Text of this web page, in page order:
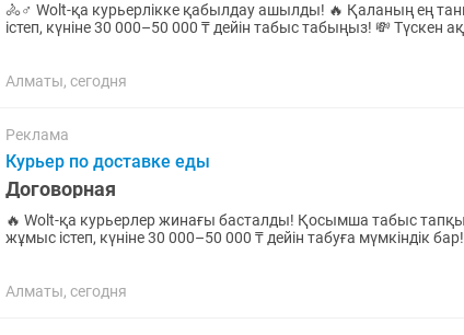
🚴♂️ Wolt-қа курьерлікке қабылдау ашылды! 🔥 Қаланың ең танымал жеткізу сервисінде жұмыс
істеп, күніне 30 000–50 000 ₸ дейін табыс табыңыз! 💸 Түскен ақшаңызды арнайы қосымша
Алматы, сегодня
Реклама
Курьер по доставке еды
Договорная
🔥 Wolt-қа курьерлер жинағы басталды! Қосымша табыс тапқың келе ме? 📲 Wolt арқылы
жұмыс істеп, күніне 30 000–50 000 ₸ дейін табуға мүмкіндік бар! 💰 Табысыңды сол күні-ақ ал —
Алматы, сегодня